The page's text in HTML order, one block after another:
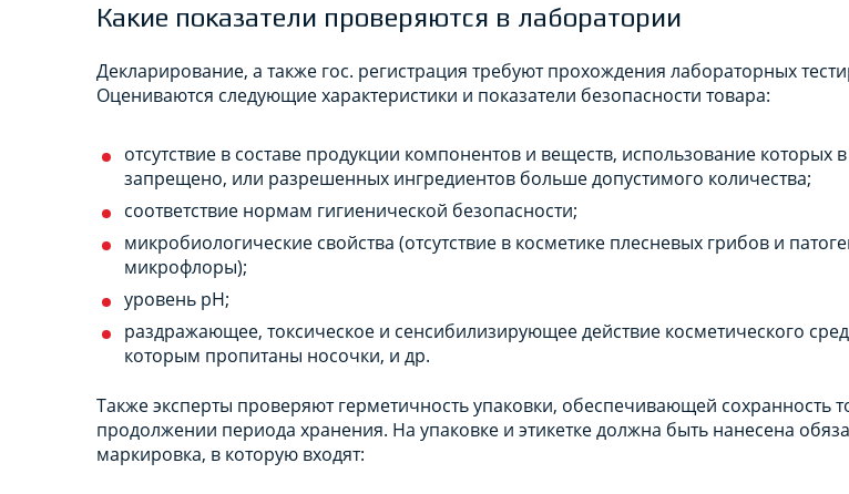
Какие показатели проверяются в лаборатории
Декларирование, а также гос. регистрация требуют прохождения лабораторных
Оцениваются следующие характеристики и показатели безопасности товара:
отсутствие в составе продукции компонентов и веществ, использование которых
запрещено, или разрешенных ингредиентов больше допустимого количества;
соответствие нормам гигиенической безопасности;
микробиологические свойства (отсутствие в косметике плесневых грибов и
микрофлоры);
уровень pH;
раздражающее, токсическое и сенсибилизирующее действие косметического
которым пропитаны носочки, и др.
Также эксперты проверяют герметичность упаковки, обеспечивающей сохранность
продолжении периода хранения. На упаковке и этикетке должна быть нанесена
маркировка, в которую входят: